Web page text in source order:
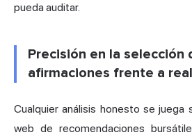
pueda auditar.
Precisión en la selección
afirmaciones frente a
Cualquier análisis honesto se juega
web de recomendaciones